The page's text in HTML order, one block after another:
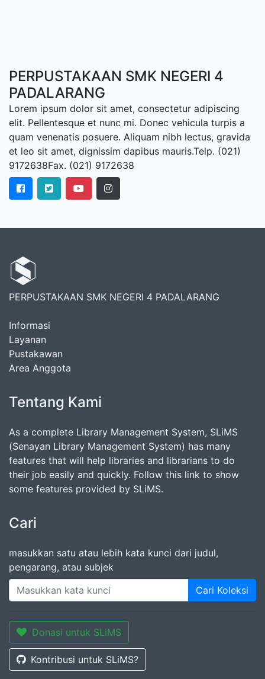
PERPUSTAKAAN SMK NEGERI 4
PADALARANG
Lorem ipsum dolor sit amet, consectetur adipiscing
elit. Pellentesque et nunc mi. Donec vehicula turpis a
quam venenatis posuere. Aliquam nibh lectus, gravida
et leo sit amet, dignissim dapibus mauris.Telp. (021)
9172638Fax. (021) 9172638
PERPUSTAKAAN SMK NEGERI 4 PADALARANG
Informasi
Layanan
Pustakawan
Area Anggota
Tentang Kami
As a complete Library Management System, SLiMS
(Senayan Library Management System) has many
features that will help libraries and librarians to do
their job easily and quickly. Follow this link to show
some features provided by SLiMS.
Cari
masukkan satu atau lebih kata kunci dari judul,
pengarang, atau subjek
Cari Koleksi
Donasi untuk SLiMS
Kontribusi untuk SLiMS?